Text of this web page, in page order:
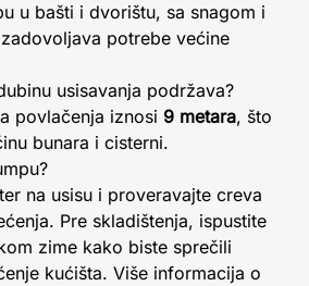
u bašti i dvorištu, sa snagom i
potrebe većine
usisavanja podržava?
povlačenja iznosi 9 metara, što
bunara i cisterni.
na usisu i proveravajte creva
Pre skladištenja, ispustite
zime kako biste sprečili
kućišta. Više informacija o